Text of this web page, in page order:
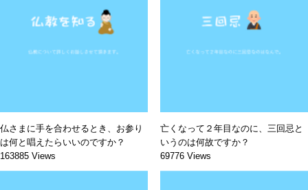
仏さまに手を合わせるとき、お参り
は何と唱えたらいいのですか？
163885 Views
亡くなって２年目なのに、三回忌と
いうのは何故ですか？
69776 Views